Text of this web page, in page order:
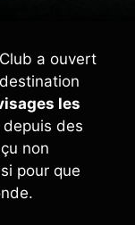
a ouvert
les
depuis des
non
pour que